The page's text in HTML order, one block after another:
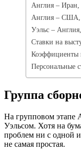
Англия – Иран,
Англия – США,
Уэльс –
Ставки на
Коэффициенты
Персональные
Группа
На групповом
Уэльсом. Хотя на
проблем ни с одной
не самая простая.